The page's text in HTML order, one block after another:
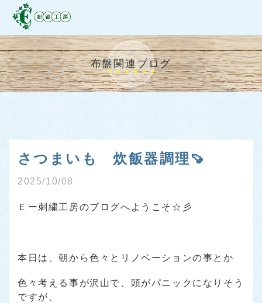
布盤関連ブログ
さつまいも 炊飯器調理🍠
2025/10/08
Ｅー刺繍工房のブログへようこそ☆彡
本日は、朝から色々とリノベーションの事とか
色々考える事が沢山で、頭がパニックになりそう
ですが、